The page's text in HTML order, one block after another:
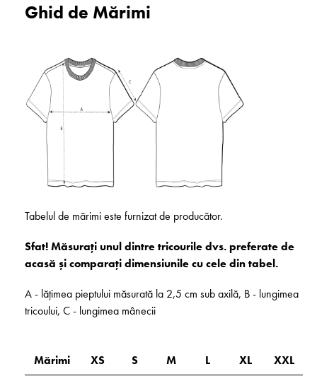
Ghid de Mărimi
Tabelul de mărimi este furnizat de producător.
Sfat! Măsurați unul dintre tricourile dvs. preferate de
acasă și comparați dimensiunile cu cele din tabel.
A - lățimea pieptului măsurată la 2,5 cm sub axilă, B - lungimea
tricoului, C - lungimea mânecii
Mărimi XS S M L XL
XXL